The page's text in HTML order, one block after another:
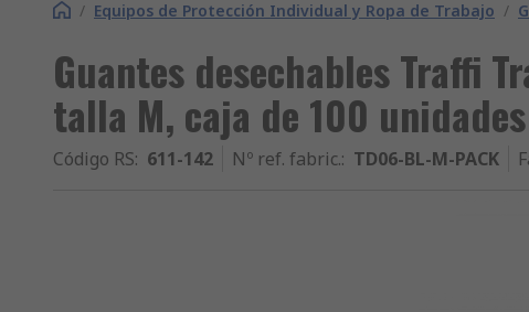
/ Equipos de Protección Individual y Ropa de Trabajo /
Guantes desechables Traffi
talla M, caja de 100 unidades
Código RS: 611-142 Nº ref. fabric.: TD06-BL-M-PACK